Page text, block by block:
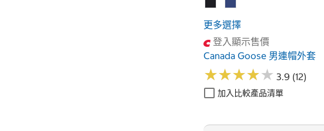
更多選擇
登入顯示售價
Canada Goose 男連帽外套
★★★★★
★★★★★ 3.9 (12)
加入比較產品清單